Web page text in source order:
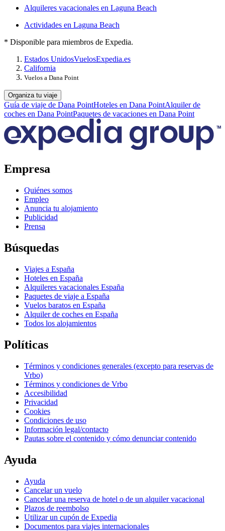
Alquileres vacacionales en Laguna Beach
Actividades en Laguna Beach
* Disponible para miembros de Expedia.
Estados UnidosVuelosExpedia.es
California
Vuelos a Dana Point
Organiza tu viaje
Guía de viaje de Dana PointHoteles en Dana PointAlquiler de
coches en Dana PointPaquetes de vacaciones en Dana Point
Empresa
Quiénes somos
Empleo
Anuncia tu alojamiento
Publicidad
Prensa
Búsquedas
Viajes a España
Hoteles en España
Alquileres vacacionales España
Paquetes de viaje a España
Vuelos baratos en España
Alquiler de coches en España
Todos los alojamientos
Políticas
Términos y condiciones generales (excepto para reservas de
Vrbo)
Términos y condiciones de Vrbo
Accesibilidad
Privacidad
Cookies
Condiciones de uso
Información legal/contacto
Pautas sobre el contenido y cómo denunciar contenido
Ayuda
Ayuda
Cancelar un vuelo
Cancelar una reserva de hotel o de un alquiler vacacional
Plazos de reembolso
Utilizar un cupón de Expedia
Documentos para viajes internacionales